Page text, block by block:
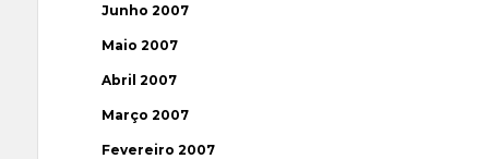
Junho 2007
Maio 2007
Abril 2007
Março 2007
Fevereiro 2007